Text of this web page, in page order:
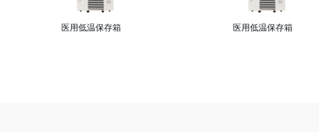
医用低温保存箱 医用低温保存箱